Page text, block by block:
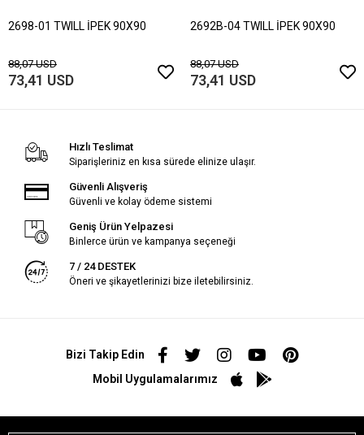
2698-01 TWILL İPEK 90X90
88,07 USD
73,41 USD
2692B-04 TWILL İPEK 90X90
88,07 USD
73,41 USD
Hızlı Teslimat
Siparişleriniz en kısa sürede elinize ulaşır.
Güvenli Alışveriş
Güvenli ve kolay ödeme sistemi
Geniş Ürün Yelpazesi
Binlerce ürün ve kampanya seçeneği
7 / 24 DESTEK
Öneri ve şikayetlerinizi bize iletebilirsiniz.
Bizi Takip Edin
Mobil Uygulamalarımız